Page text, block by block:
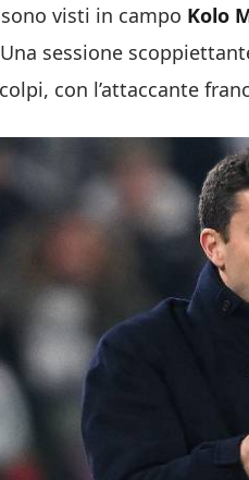
visti in campo Kolo
sessione
con l’attaccante